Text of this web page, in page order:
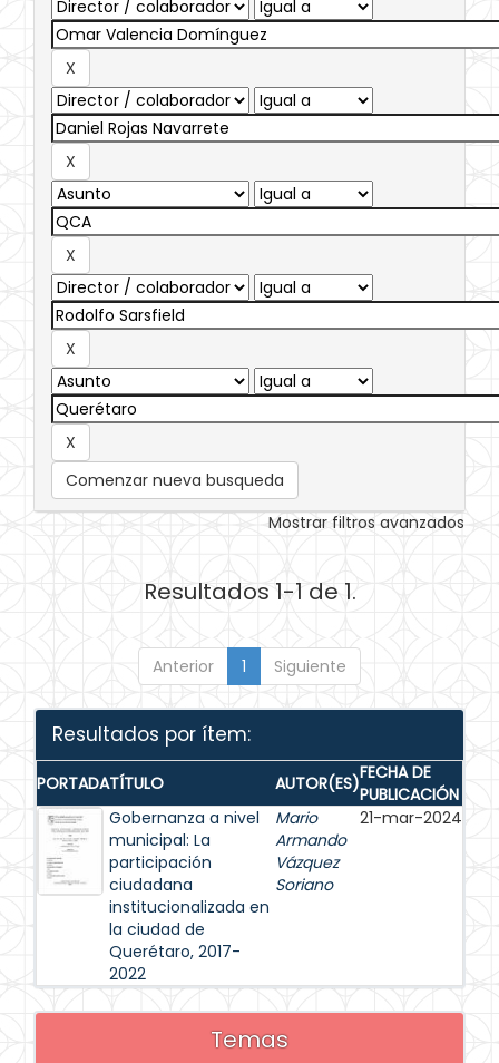
Comenzar nueva busqueda
Mostrar filtros avanzados
Resultados 1-1 de 1.
Anterior 1 Siguiente
Resultados por ítem:
PORTADATÍTULO AUTOR(ES)FECHA DE
PUBLICACIÓN
Gobernanza a nivel
municipal: La
participación
ciudadana
institucionalizada en
la ciudad de
Querétaro, 2017-
2022
Mario
Armando
Vázquez
Soriano
21-mar-2024
Temas